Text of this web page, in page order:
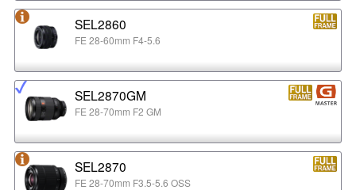
SEL2860
FE 28-60mm F4-5.6
SEL2870GM
FE 28-70mm F2 GM
SEL2870
FE 28-70mm F3.5-5.6 OSS